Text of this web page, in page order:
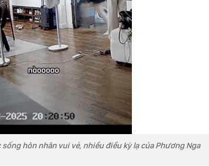
hôn nhân vui vẻ, nhiều điều kỳ lạ của Phương Nga